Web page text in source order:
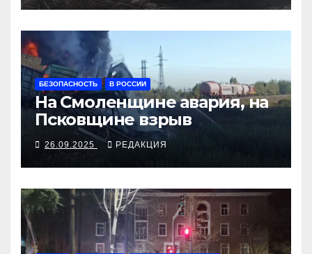
БЕЗОПАСНОСТЬ В РОССИИ
На Смоленщине авария, на
Псковщине взрыв
26.09.2025 РЕДАКЦИЯ